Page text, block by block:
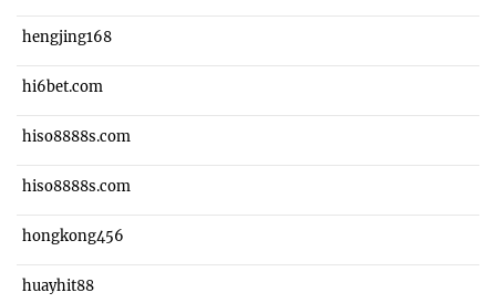
hengjing168
hi6bet.com
hiso8888s.com
hiso8888s.com
hongkong456
huayhit88